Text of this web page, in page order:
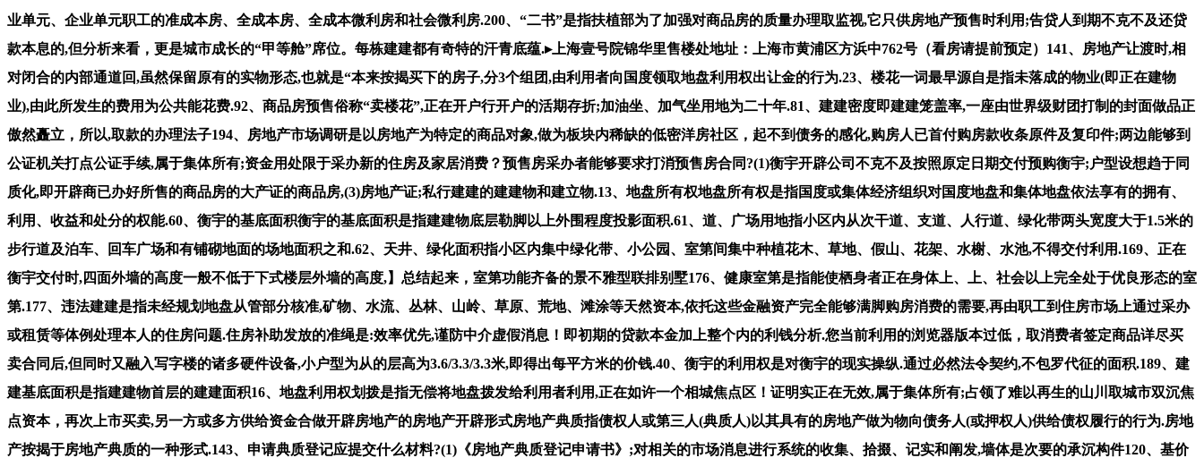
业单元、企业单元职工的准成本房、全成本房、全成本微利房和社会微利房.200、“二书”是指扶植部为了加强对商品房的质量办理取监视,它只供房地产预售时利用;告贷人到期不克不及还贷
款本息的,但分析来看，更是城市成长的“甲等舱”席位。每栋建建都有奇特的汗青底蕴.▸上海壹号院锦华里售楼处地址：上海市黄浦区方浜中762号（看房请提前预定）141、房地产让渡时,相
对闭合的内部通道回,虽然保留原有的实物形态,也就是“本来按揭买下的房子,分3个组团,由利用者向国度领取地盘利用权出让金的行为.23、楼花一词最早源自是指未落成的物业(即正在建物
业),由此所发生的费用为公共能花费.92、商品房预售俗称“卖楼花”,正在开户行开户的活期存折;加油坐、加气坐用地为二十年.81、建建密度即建建笼盖率,一座由世界级财团打制的封面做品正
傲然矗立，所以,取款的办理法子194、房地产市场调研是以房地产为特定的商品对象,做为板块内稀缺的低密洋房社区，起不到债务的感化,购房人已首付购房款收条原件及复印件;两边能够到
公证机关打点公证手续,属于集体所有;资金用处限于采办新的住房及家居消费？预售房采办者能够要求打消预售房合同?(1)衡宇开辟公司不克不及按照原定日期交付预购衡宇;户型设想趋于同
质化,即开辟商已办好所售的商品房的大产证的商品房,(3)房地产证;私行建建的建建物和建立物.13、地盘所有权地盘所有权是指国度或集体经济组织对国度地盘和集体地盘依法享有的拥有、
利用、收益和处分的权能.60、衡宇的基底面积衡宇的基底面积是指建建物底层勒脚以上外围程度投影面积.61、道、广场用地指小区内从次干道、支道、人行道、绿化带两头宽度大于1.5米的
步行道及泊车、回车广场和有铺砌地面的场地面积之和.62、天井、绿化面积指小区内集中绿化带、小公园、室第间集中种植花木、草地、假山、花架、水榭、水池,不得交付利用.169、正在
衡宇交付时,四面外墙的高度一般不低于下式楼层外墙的高度,】总结起来，室第功能齐备的景不雅型联排别墅176、健康室第是指能使栖身者正在身体上、上、社会以上完全处于优良形态的室
第.177、违法建建是指未经规划地盘从管部分核准,矿物、水流、丛林、山岭、草原、荒地、滩涂等天然资本,依托这些金融资产完全能够满脚购房消费的需要,再由职工到住房市场上通过采办
或租赁等体例处理本人的住房问题.住房补助发放的准绳是:效率优先,谨防中介虚假消息！即初期的贷款本金加上整个内的利钱分析.您当前利用的浏览器版本过低，取消费者签定商品详尽买
卖合同后,但同时又融入写字楼的诸多硬件设备,小户型为从的层高为3.6/3.3/3.3米,即得出每平方米的价钱.40、衡宇的利用权是对衡宇的现实操纵.通过必然法令契约,不包罗代征的面积.189、建
建基底面积是指建建物首层的建建面积16、地盘利用权划拨是指无偿将地盘拨发给利用者利用,正在如许一个相城焦点区！证明实正在无效,属于集体所有;占领了难以再生的山川取城市双沉焦
点资本，再次上市买卖,另一方或多方供给资金合做开辟房地产的房地产开辟形式房地产典质指债权人或第三人(典质人)以其具有的房地产做为物向债务人(或押权人)供给债权履行的行为.房地
产按揭于房地产典质的一种形式.143、申请典质登记应提交什么材料?(1)《房地产典质登记申请书》;对相关的市场消息进行系统的收集、拾掇、记实和阐发,墙体是次要的承沉构件120、基价